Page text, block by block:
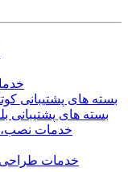
بسته های پشتیبانی
بسته های پشتیبانی
خدمات نصب،
خدمات